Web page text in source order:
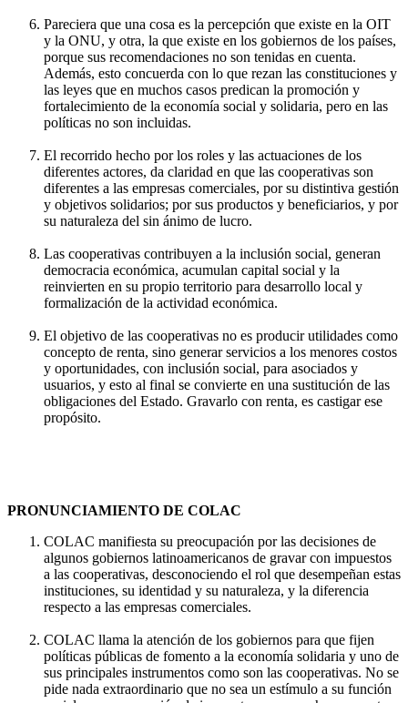
Pareciera que una cosa es la percepción que existe en la OIT
y la ONU, y otra, la que existe en los gobiernos de los países,
porque sus recomendaciones no son tenidas en cuenta.
Además, esto concuerda con lo que rezan las constituciones y
las leyes que en muchos casos predican la promoción y
fortalecimiento de la economía social y solidaria, pero en las
políticas no son incluidas.
El recorrido hecho por los roles y las actuaciones de los
diferentes actores, da claridad en que las cooperativas son
diferentes a las empresas comerciales, por su distintiva gestión
y objetivos solidarios; por sus productos y beneficiarios, y por
su naturaleza del sin ánimo de lucro.
Las cooperativas contribuyen a la inclusión social, generan
democracia económica, acumulan capital social y la
reinvierten en su propio territorio para desarrollo local y
formalización de la actividad económica.
El objetivo de las cooperativas no es producir utilidades como
concepto de renta, sino generar servicios a los menores costos
y oportunidades, con inclusión social, para asociados y
usuarios, y esto al final se convierte en una sustitución de las
obligaciones del Estado. Gravarlo con renta, es castigar ese
propósito.
PRONUNCIAMIENTO DE COLAC
COLAC manifiesta su preocupación por las decisiones de
algunos gobiernos latinoamericanos de gravar con impuestos
a las cooperativas, desconociendo el rol que desempeñan estas
instituciones, su identidad y su naturaleza, y la diferencia
respecto a las empresas comerciales.
COLAC llama la atención de los gobiernos para que fijen
políticas públicas de fomento a la economía solidaria y uno de
sus principales instrumentos como son las cooperativas. No se
pide nada extraordinario que no sea un estímulo a su función